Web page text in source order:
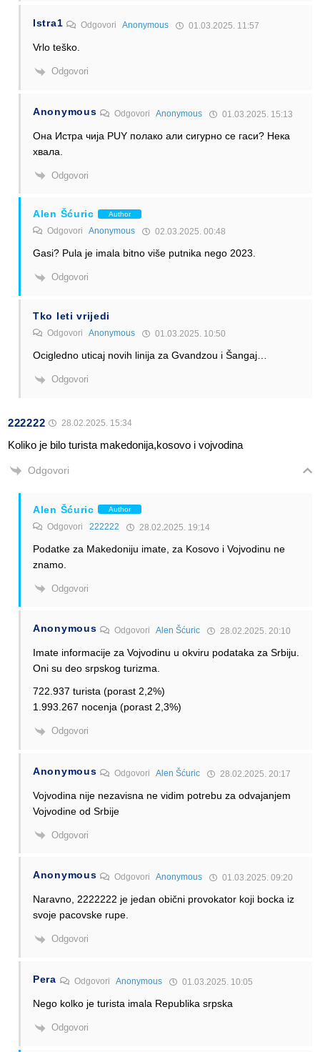
Istra1 OdgovoriAnonymous 01.03.2025. 11:57
Vrlo teško.
Odgovori
Anonymous OdgovoriAnonymous 01.03.2025. 15:13
Она Истра чија PUY полако али сигурно се гаси? Нека
хвала.
Odgovori
Alen Šćuric Author
Odgovori Anonymous 02.03.2025. 00:48
Gasi? Pula je imala bitno više putnika nego 2023.
Odgovori
Tko leti vrijedi
Odgovori Anonymous 01.03.2025. 10:50
Ocigledno uticaj novih linija za Gvandzou i Šangaj…
Odgovori
222222 28.02.2025. 15:34
Koliko je bilo turista makedonija,kosovo i vojvodina
Odgovori
Alen Šćuric Author
Odgovori 222222 28.02.2025. 19:14
Podatke za Makedoniju imate, za Kosovo i Vojvodinu ne
znamo.
Odgovori
Anonymous OdgovoriAlen Šćuric 28.02.2025. 20:10
Imate informacije za Vojvodinu u okviru podataka za Srbiju.
Oni su deo srpskog turizma.
722.937 turista (porast 2,2%)
1.993.267 nocenja (porast 2,3%)
Odgovori
Anonymous OdgovoriAlen Šćuric 28.02.2025. 20:17
Vojvodina nije nezavisna ne vidim potrebu za odvajanjem
Vojvodine od Srbije
Odgovori
Anonymous OdgovoriAnonymous 01.03.2025. 09:20
Naravno, 2222222 je jedan obični provokator koji bocka iz
svoje pacovske rupe.
Odgovori
Pera Odgovori Anonymous 01.03.2025. 10:05
Nego kolko je turista imala Republika srpska
Odgovori